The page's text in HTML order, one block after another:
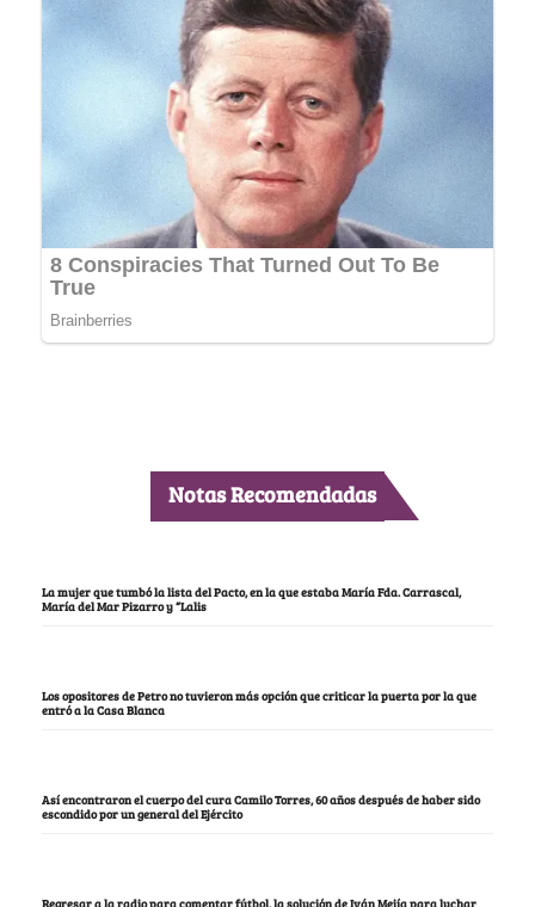
Notas Recomendadas
La mujer que tumbó la lista del Pacto, en la que estaba María Fda. Carrascal,
María del Mar Pizarro y “Lalis
Los opositores de Petro no tuvieron más opción que criticar la puerta por la que
entró a la Casa Blanca
Así encontraron el cuerpo del cura Camilo Torres, 60 años después de haber sido
escondido por un general del Ejército
Regresar a la radio para comentar fútbol, la solución de Iván Mejía para luchar